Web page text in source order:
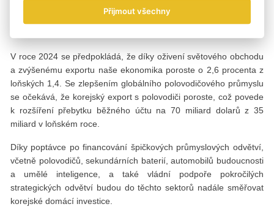
Jaká je vaše předpověď pro jihokorejský trh pro letošní rok?
V roce 2024 se předpokládá, že díky oživení světového obchodu
a zvýšenému exportu naše ekonomika poroste o 2,6 procenta z
loňských 1,4. Se zlepšením globálního polovodičového průmyslu
se očekává, že korejský export s polovodiči poroste, což povede
k rozšíření přebytku běžného účtu na 70 miliard dolarů z 35
miliard v loňském roce.
Díky poptávce po financování špičkových průmyslových odvětví,
včetně polovodičů, sekundárních baterií, automobilů budoucnosti
a umělé inteligence, a také vládní podpoře pokročilých
strategických odvětví budou do těchto sektorů nadále směřovat
korejské domácí investice.
Přijmout všechny